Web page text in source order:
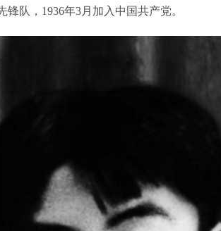
队，1936年3月加入中国共产党。